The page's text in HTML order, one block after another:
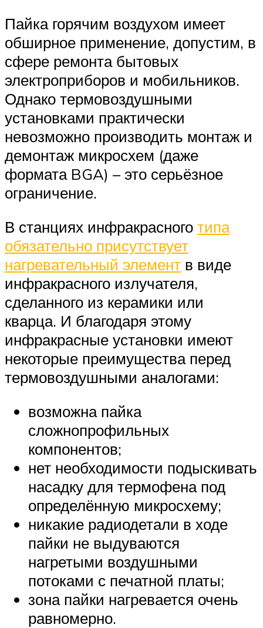
Пайка горячим воздухом имеет
обширное применение, допустим, в
сфере ремонта бытовых
электроприборов и мобильников.
Однако термовоздушными
установками практически
невозможно производить монтаж и
демонтаж микросхем (даже
формата BGA) – это серьёзное
ограничение.
В станциях инфракрасного типа
обязательно присутствует
нагревательный элемент в виде
инфракрасного излучателя,
сделанного из керамики или
кварца. И благодаря этому
инфракрасные установки имеют
некоторые преимущества перед
термовоздушными аналогами:
возможна пайка
сложнопрофильных
компонентов;
нет необходимости подыскивать
насадку для термофена под
определённую микросхему;
никакие радиодетали в ходе
пайки не выдуваются
нагретыми воздушными
потоками с печатной платы;
зона пайки нагревается очень
равномерно.